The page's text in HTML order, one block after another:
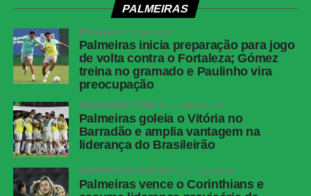
PALMEIRAS
PALMEIRAS 4 dias atrás
Palmeiras inicia preparação para jogo
de volta contra o Fortaleza; Gómez
treina no gramado e Paulinho vira
preocupação
BRASILEIRÃO SÉRIE A 1 semana atrás
Palmeiras goleia o Vitória no
Barradão e amplia vantagem na
liderança do Brasileirão
CAMPEONATO PAULISTA 1 semana atrás
Palmeiras vence o Corinthians e